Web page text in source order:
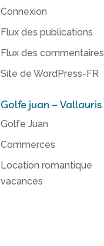
Connexion
Flux des publications
Flux des commentaires
Site de WordPress-FR
Golfe juan – Vallauris
Golfe Juan
Commerces
Location romantique
vacances